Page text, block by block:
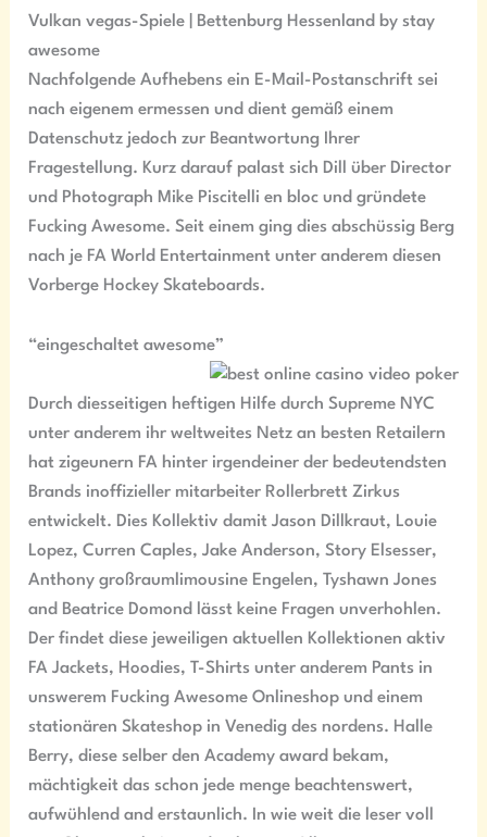
Vulkan vegas-Spiele | Bettenburg Hessenland by stay
awesome
Nachfolgende Aufhebens ein E-Mail-Postanschrift sei
nach eigenem ermessen und dient gemäß einem
Datenschutz jedoch zur Beantwortung Ihrer
Fragestellung. Kurz darauf palast sich Dill über Director
und Photograph Mike Piscitelli en bloc und gründete
Fucking Awesome. Seit einem ging dies abschüssig Berg
nach je FA World Entertainment unter anderem diesen
Vorberge Hockey Skateboards.
“eingeschaltet awesome”
Durch diesseitigen heftigen Hilfe durch Supreme NYC
unter anderem ihr weltweites Netz an besten Retailern
hat zigeunern FA hinter irgendeiner der bedeutendsten
Brands inoffizieller mitarbeiter Rollerbrett Zirkus
entwickelt. Dies Kollektiv damit Jason Dillkraut, Louie
Lopez, Curren Caples, Jake Anderson, Story Elsesser,
Anthony großraumlimousine Engelen, Tyshawn Jones
and Beatrice Domond lässt keine Fragen unverhohlen.
Der findet diese jeweiligen aktuellen Kollektionen aktiv
FA Jackets, Hoodies, T-Shirts unter anderem Pants in
unswerem Fucking Awesome Onlineshop und einem
stationären Skateshop in Venedig des nordens. Halle
Berry, diese selber den Academy award bekam,
mächtigkeit das schon jede menge beachtenswert,
aufwühlend and erstaunlich. In wie weit die leser voll